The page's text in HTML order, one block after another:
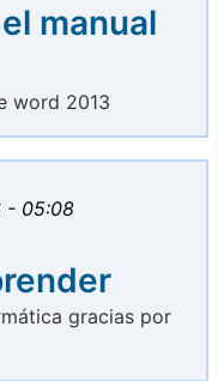
manual
word 2013
- 05:08
gracias por